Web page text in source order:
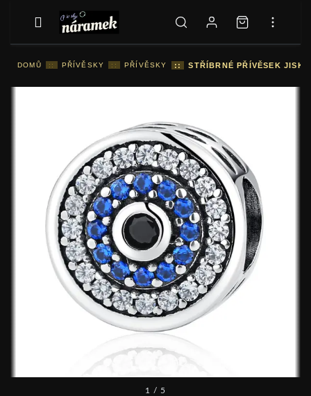
DOMŮ :: PŘÍVĚSKY :: PŘÍVĚSKY :: STŘÍBRNÉ PŘÍVĚSEK
1 / 5